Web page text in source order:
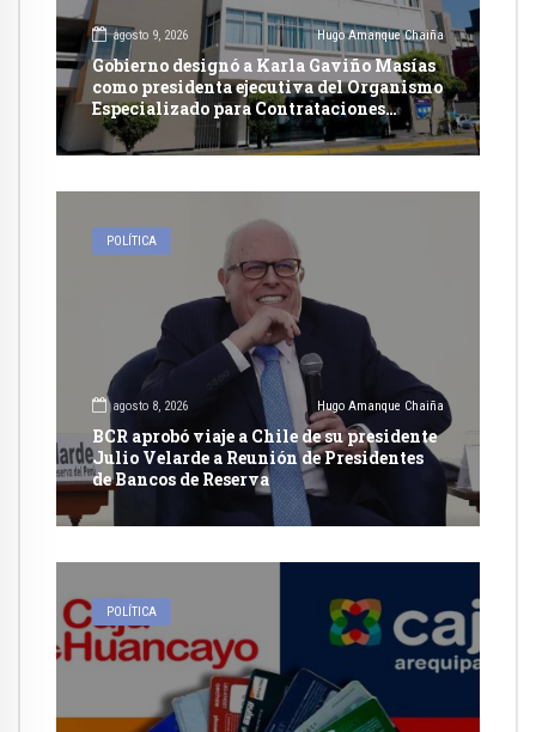
agosto 9, 2026 Hugo Amanque Chaiña
Gobierno designó a Karla Gaviño Masías
como presidenta ejecutiva del Organismo
Especializado para Contrataciones
Públicas Eficientes
POLÍTICA
agosto 8, 2026 Hugo Amanque Chaiña
BCR aprobó viaje a Chile de su presidente
Julio Velarde a Reunión de Presidentes
de Bancos de Reserva
POLÍTICA